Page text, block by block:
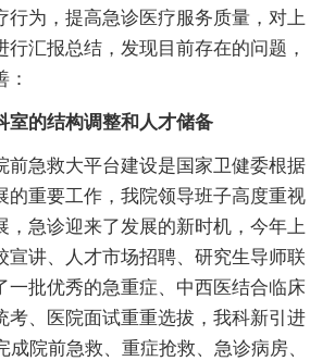
行为，提高急诊医疗服务质量，对上
行汇报总结，发现目前存在的问题，
室的结构调整和人才储备
前急救大平台建设是国家卫健委根据
的重要工作，我院领导班子高度重视
，急诊迎来了发展的新时机，今年上
宣讲、人才市场招聘、研究生导师联
一批优秀的急重症、中西医结合临床
考、医院面试重重选拔，我科新引进
成院前急救、重症抢救、急诊病房、